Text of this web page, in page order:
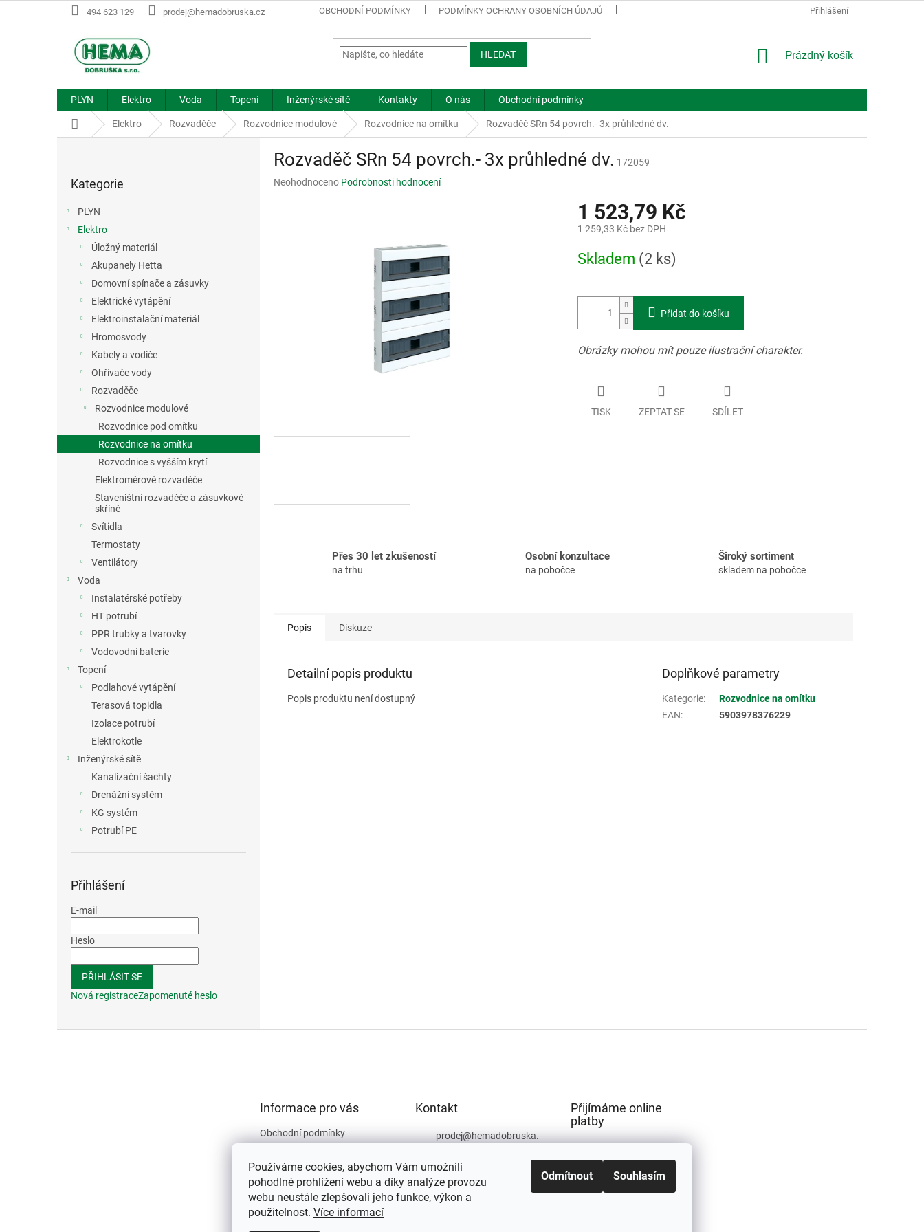
Používáme cookies, abychom Vám umožnili
pohodlné prohlížení webu a díky analýze provozu
webu neustále zlepšovali jeho funkce, výkon a
použitelnost. Více informací
Odmítnout Souhlasím
na
494 623 129 prodej@hemadobruska.cz OBCHODNÍ PODMÍNKY PODMÍNKY OCHRANY OSOBNÍCH ÚDAJŮ Přihlášení
HLEDAT
NÁKUPNÍ
Prázdný košík
PLYN Elektro Voda Topení Inženýrské sítě Kontakty O nás Obchodní podmínky
Domů Elektro Rozvaděče Rozvodnice modulové Rozvodnice na omítku Rozvaděč SRn 54 povrch.- 3x průhledné dv.
kategorie
Kategorie
PLYN
Elektro
Úložný materiál
Akupanely Hetta
Domovní spínače a zásuvky
Elektrické vytápění
Elektroinstalační materiál
Hromosvody
Kabely a vodiče
Ohřívače vody
Rozvaděče
Rozvodnice modulové
Rozvodnice pod omítku
Rozvodnice na omítku
Rozvodnice s vyšším krytí
Elektroměrové rozvaděče
Staveništní rozvaděče a zásuvkové
skříně
Svítidla
Termostaty
Ventilátory
Voda
Instalatérské potřeby
HT potrubí
PPR trubky a tvarovky
Vodovodní baterie
Topení
Podlahové vytápění
Terasová topidla
Izolace potrubí
Elektrokotle
Inženýrské sítě
Kanalizační šachty
Drenážní systém
KG systém
Potrubí PE
Přihlášení
E-mail
Heslo
PŘIHLÁSIT SE
Nová registraceZapomenuté heslo
Rozvaděč SRn 54 povrch.- 3x průhledné dv. 172059
Průměrné
Neohodnoceno Podrobnosti hodnocení
1 523,79 Kč
1 259,33 Kč bez DPH
cena:
Skladem (2 ks)
Přidat do košíku
Obrázky mohou mít pouze ilustrační charakter.
TISK ZEPTAT SE SDÍLET
Přes 30 let zkušeností
na trhu
Osobní konzultace
na pobočce
Široký sortiment
skladem na pobočce
Popis Diskuze
Detailní popis produktu
Popis produktu není dostupný
Doplňkové parametry
Kategorie:
Rozvodnice na omítku
EAN: 5903978376229
Informace pro vás
Obchodní podmínky
údajů
Kontakty
O nás
Kontakt
prodej@hemadobruska.
494 623 129
Přijímáme online
platby